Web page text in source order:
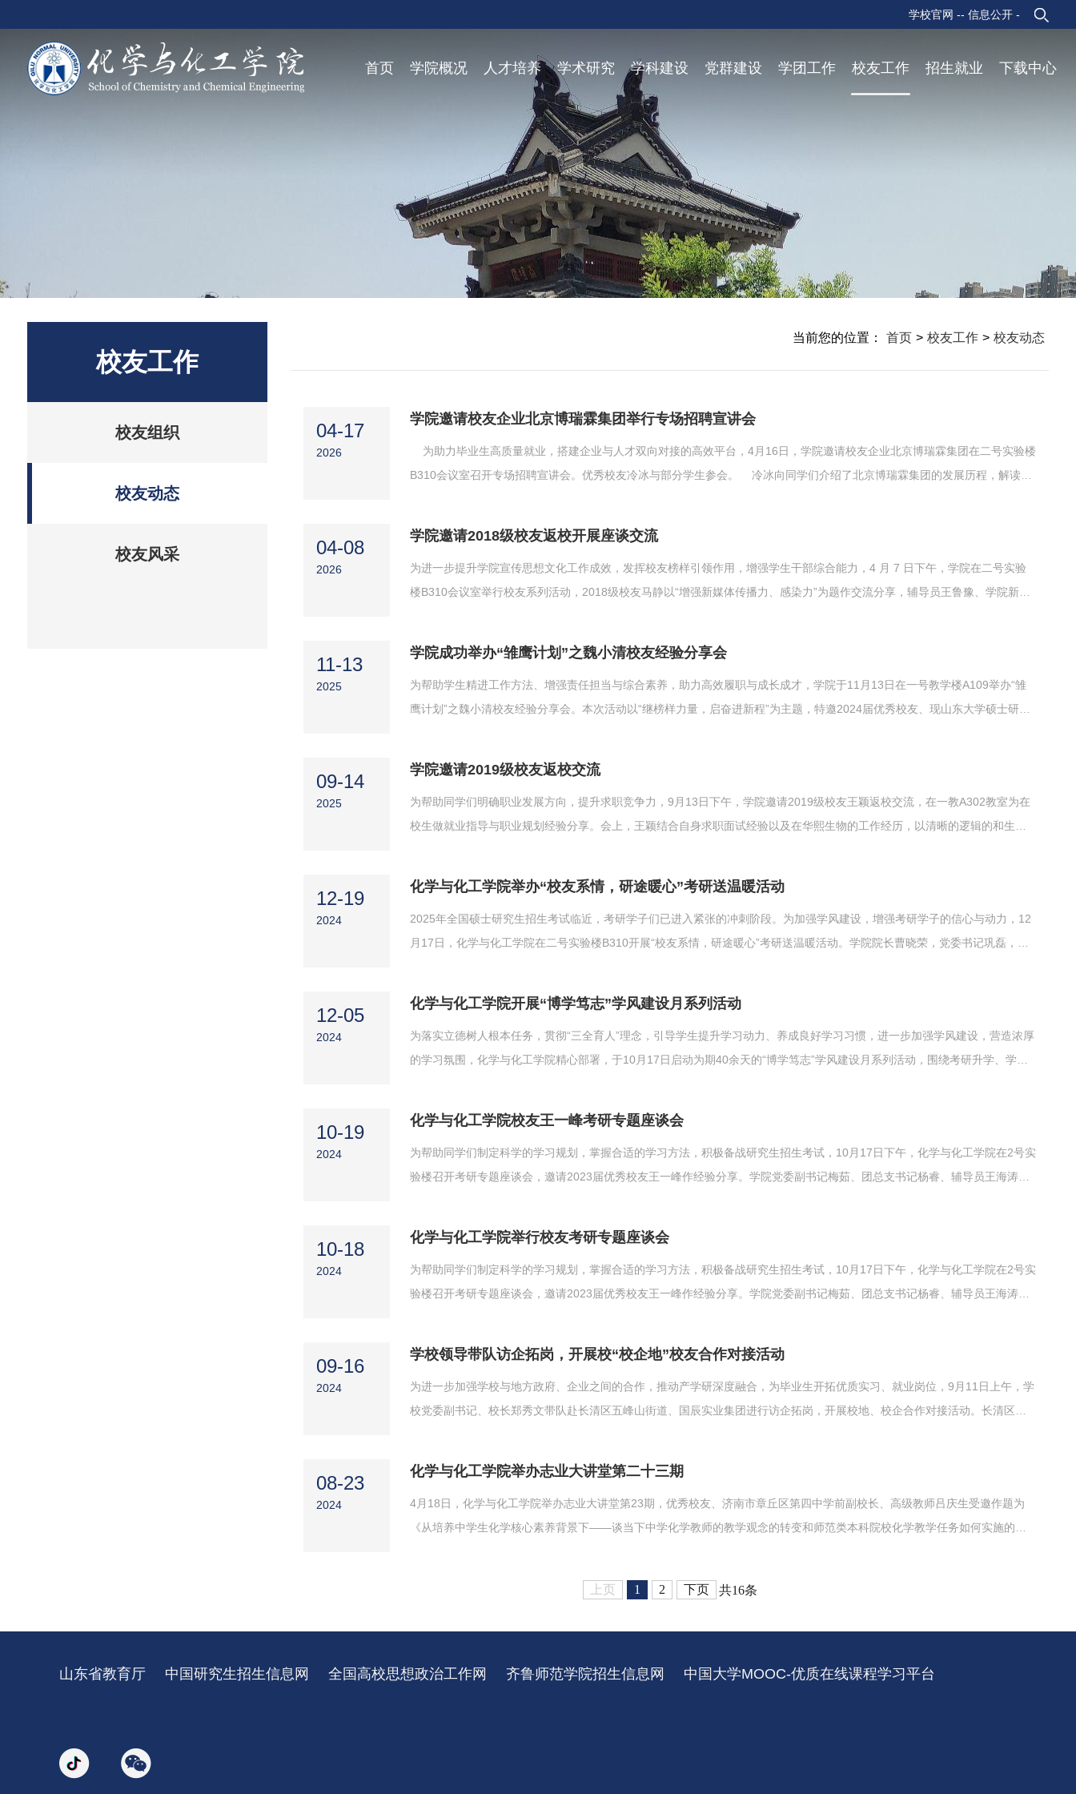
- 信息公开 -
学校官网 -
首页 学院概况 人才培养 学术研究 学科建设 党群建设 学团工作 校友工作 招生就业 下载中心
校友工作
校友组织
校友动态
校友风采
当前您的位置： 首页 > 校友工作 > 校友动态
04-17
2026
学院邀请校友企业北京博瑞霖集团举行专场招聘宣讲会
为助力毕业生高质量就业，搭建企业与人才双向对接的高效平台，4月16日，学院邀请校友企业北京博瑞霖集团在二号实验楼
B310会议室召开专场招聘宣讲会。优秀校友冷冰与部分学生参会。 冷冰向同学们介绍了北京博瑞霖集团的发展历程，解读企
04-08
2026
学院邀请2018级校友返校开展座谈交流
为进一步提升学院宣传思想文化工作成效，发挥校友榜样引领作用，增强学生干部综合能力，4 月 7 日下午，学院在二号实验
楼B310会议室举行校友系列活动，2018级校友马静以“增强新媒体传播力、感染力”为题作交流分享，辅导员王鲁豫、学院新媒
11-13
2025
学院成功举办“雏鹰计划”之魏小清校友经验分享会
为帮助学生精进工作方法、增强责任担当与综合素养，助力高效履职与成长成才，学院于11月13日在一号教学楼A109举办“雏
鹰计划”之魏小清校友经验分享会。本次活动以“继榜样力量，启奋进新程”为主题，特邀2024届优秀校友、现山东大学硕士研究
09-14
2025
学院邀请2019级校友返校交流
为帮助同学们明确职业发展方向，提升求职竞争力，9月13日下午，学院邀请2019级校友王颖返校交流，在一教A302教室为在
校生做就业指导与职业规划经验分享。会上，王颖结合自身求职面试经验以及在华熙生物的工作经历，以清晰的逻辑的和生动
12-19
2024
化学与化工学院举办“校友系情，研途暖心”考研送温暖活动
2025年全国硕士研究生招生考试临近，考研学子们已进入紧张的冲刺阶段。为加强学风建设，增强考研学子的信心与动力，12
月17日，化学与化工学院在二号实验楼B310开展“校友系情，研途暖心”考研送温暖活动。学院院长曹晓荣，党委书记巩磊，团
12-05
2024
化学与化工学院开展“博学笃志”学风建设月系列活动
为落实立德树人根本任务，贯彻“三全育人”理念，引导学生提升学习动力、养成良好学习习惯，进一步加强学风建设，营造浓厚
的学习氛围，化学与化工学院精心部署，于10月17日启动为期40余天的“博学笃志”学风建设月系列活动，围绕考研升学、学习
10-19
2024
化学与化工学院校友王一峰考研专题座谈会
​为帮助同学们制定科学的学习规划，掌握合适的学习方法，积极备战研究生招生考试，10月17日下午，化学与化工学院在2号实
验楼召开考研专题座谈会，邀请2023届优秀校友王一峰作经验分享。学院党委副书记梅茹、团总支书记杨睿、辅导员王海涛、
10-18
2024
化学与化工学院举行校友考研专题座谈会
为帮助同学们制定科学的学习规划，掌握合适的学习方法，积极备战研究生招生考试，10月17日下午，化学与化工学院在2号实
验楼召开考研专题座谈会，邀请2023届优秀校友王一峰作经验分享。学院党委副书记梅茹、团总支书记杨睿、辅导员王海涛、
09-16
2024
学校领导带队访企拓岗，开展校“校企地”校友合作对接活动
为进一步加强学校与地方政府、企业之间的合作，推动产学研深度融合，为毕业生开拓优质实习、就业岗位，9月11日上午，学
校党委副书记、校长郑秀文带队赴长清区五峰山街道、国辰实业集团进行访企拓岗，开展校地、校企合作对接活动。长清区委
08-23
2024
化学与化工学院举办志业大讲堂第二十三期
4月18日，化学与化工学院举办志业大讲堂第23期，优秀校友、济南市章丘区第四中学前副校长、高级教师吕庆生受邀作题为
《从培养中学生化学核心素养背景下——谈当下中学化学教师的教学观念的转变和师范类本科院校化学教学任务如何实施的思
上页 1 2 下页 共16条
山东省教育厅 中国研究生招生信息网 全国高校思想政治工作网 齐鲁师范学院招生信息网 中国大学MOOC-优质在线课程学习平台